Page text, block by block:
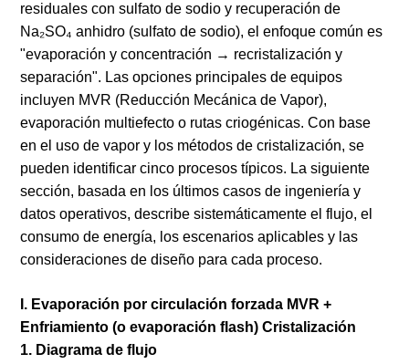
residuales con sulfato de sodio y recuperación de
Na₂SO₄ anhidro (sulfato de sodio), el enfoque común es
"evaporación y concentración → recristalización y
separación". Las opciones principales de equipos
incluyen MVR (Reducción Mecánica de Vapor),
evaporación multiefecto o rutas criogénicas. Con base
en el uso de vapor y los métodos de cristalización, se
pueden identificar cinco procesos típicos. La siguiente
sección, basada en los últimos casos de ingeniería y
datos operativos, describe sistemáticamente el flujo, el
consumo de energía, los escenarios aplicables y las
consideraciones de diseño para cada proceso.
I. Evaporación por circulación forzada MVR +
Enfriamiento (o evaporación flash) Cristalización
1. Diagrama de flujo